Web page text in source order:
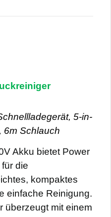
5-in-
6m Schlauch
Akku bietet Power
die
kompaktes
einfache Reinigung.
überzeugt mit einem